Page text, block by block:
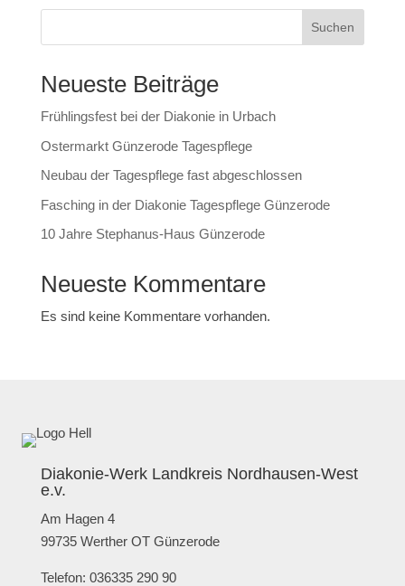
Suchen
Neueste Beiträge
Frühlingsfest bei der Diakonie in Urbach
Ostermarkt Günzerode Tagespflege
Neubau der Tagespflege fast abgeschlossen
Fasching in der Diakonie Tagespflege Günzerode
10 Jahre Stephanus-Haus Günzerode
Neueste Kommentare
Es sind keine Kommentare vorhanden.
Diakonie-Werk Landkreis Nordhausen-West
e.v.
Am Hagen 4
99735 Werther OT Günzerode
Telefon: 036335 290 90